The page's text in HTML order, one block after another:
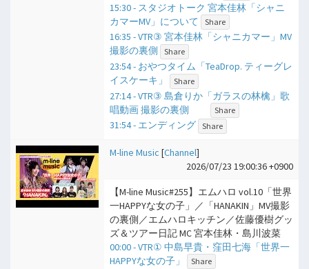
15:30 - スタジオトーク 宮本佳林「シャニ
カマーMV」について
Share
16:35 - VTR③ 宮本佳林「シャニカマー」MV
撮影の裏側
Share
23:54 - おやつタイム「TeaDrop. ティーグレ
イスケーキ」
Share
27:14 - VTR③ 島倉りか「ガラスの林檎」歌
唱動画 撮影の裏側
Share
31:54 - エンディング Share
M-line Music [Channel]
2026/07/23 19:00:36 +0900
【M-line Music#255】エムハロ vol.10「世界
一HAPPYな女の子」／「HANAKIN」MV撮影
の裏側／エムハロキッチン／佐藤優樹グッ
ズ＆ツアー日記 MC 宮本佳林・島川波菜
00:00 - VTR① 中島早貴・窪田七海「世界一
HAPPYな女の子」
Share